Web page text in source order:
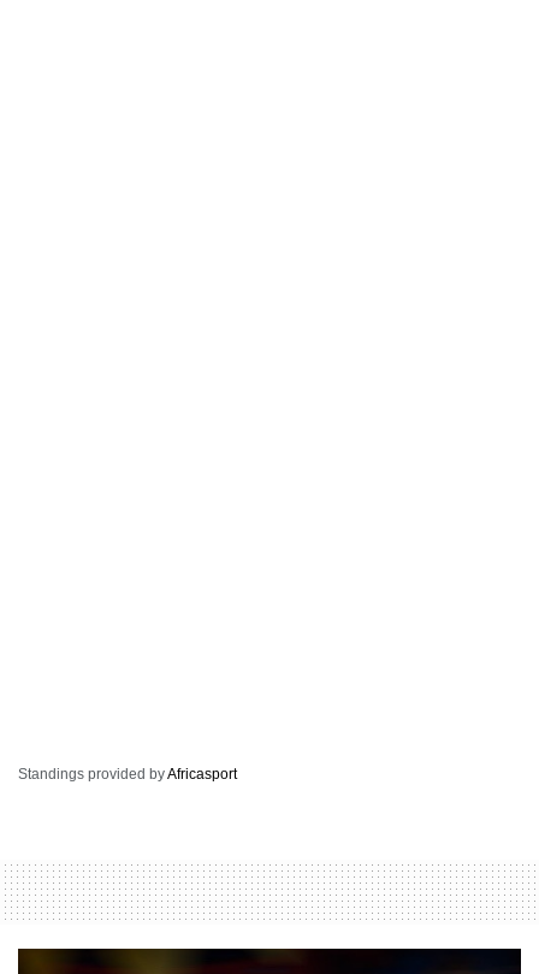
Standings provided byAfricasport